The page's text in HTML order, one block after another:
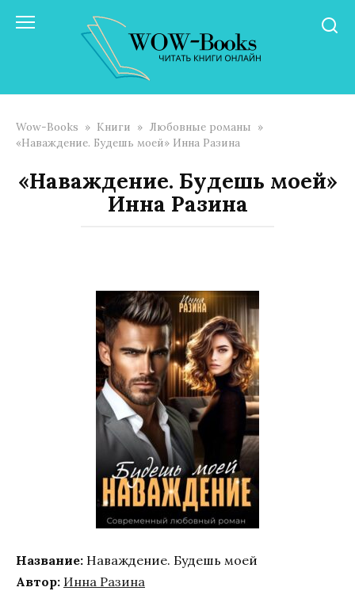
Wow-Books » Книги » Любовные романы »
«Наваждение. Будешь моей» Инна Разина
«Наваждение. Будешь моей»
Инна Разина
Название: Наваждение. Будешь моей
Автор: Инна Разина